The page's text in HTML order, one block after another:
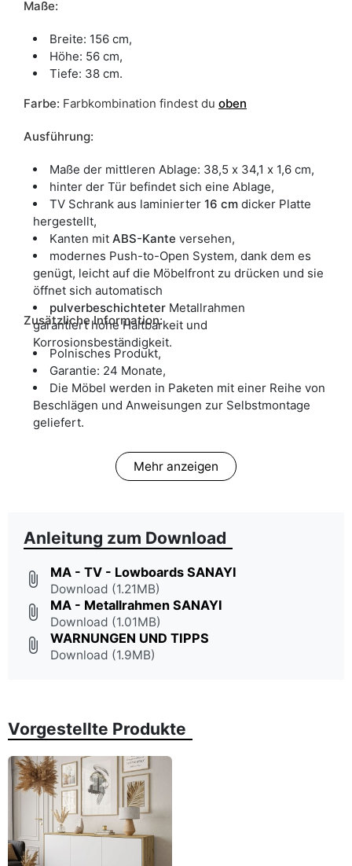
Maße:
Breite: 156 cm,
Höhe: 56 cm,
Tiefe: 38 cm.
Farbe: Farbkombination findest du oben
Ausführung:
Maße der mittleren Ablage: 38,5 x 34,1 x 1,6 cm,
hinter der Tür befindet sich eine Ablage,
TV Schrank aus laminierter 16 cm dicker Platte
hergestellt,
Kanten mit ABS-Kante versehen,
modernes Push-to-Open System, dank dem es
genügt, leicht auf die Möbelfront zu drücken und sie
öffnet sich automatisch
pulverbeschichteter Metallrahmen
garantiert hohe Haltbarkeit und
Korrosionsbeständigkeit.
Zusätzliche Information:
Polnisches Produkt,
Garantie: 24 Monate,
Die Möbel werden in Paketen mit einer Reihe von
Beschlägen und Anweisungen zur Selbstmontage
geliefert.
Mehr anzeigen
Anleitung zum Download
attach_file MA - TV - Lowboards SANAYI
Download (1.21MB)
attach_file MA - Metallrahmen SANAYI
Download (1.01MB)
attach_file WARNUNGEN UND TIPPS
Download (1.9MB)
Vorgestellte Produkte